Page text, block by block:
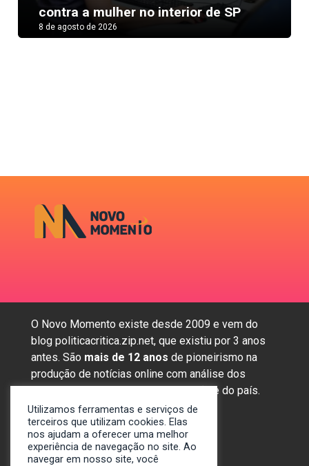
contra a mulher no interior de SP
8 de agosto de 2026
O Novo Momento existe desde 2009 e vem do
blog politicacritica.zip.net, que existiu por 3 anos
antes. São mais de 12 anos de pioneirismo na
produção de notícias online com análise dos
assuntos mais importantes da região e do país.
Sobre nós
Anunciar
Utilizamos ferramentas e serviços de
terceiros que utilizam cookies. Elas
nos ajudam a oferecer uma melhor
experiência de navegação no site. Ao
navegar em nosso site, você